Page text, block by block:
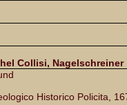
Collisi, Nagelschreiner
Historico Policita,